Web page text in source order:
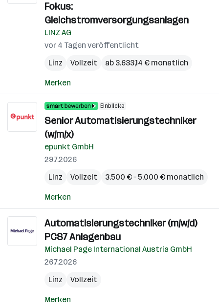
Fokus:
Gleichstromversorgungsanlagen
LINZ AG
vor 4 Tagen veröffentlicht
Linz
Vollzeit ab 3.633,14 € monatlich
Merken
Einblicke
Senior Automatisierungstechniker
(w/m/x)
epunkt GmbH
29.7.2026
Linz
Vollzeit 3.500 € – 5.000 € monatlich
Merken
Automatisierungstechniker (m/w/d)
PCS7 Anlagenbau
Michael Page International Austria GmbH
26.7.2026
Linz
Vollzeit
Merken